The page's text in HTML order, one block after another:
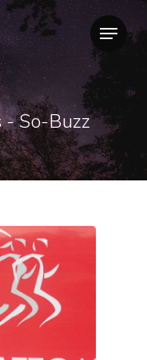
- So-Buzz